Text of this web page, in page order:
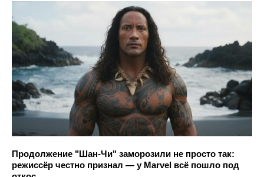
Продолжение "Шан-Чи" заморозили не просто так:
режиссёр честно признал — у Marvel всё пошло под